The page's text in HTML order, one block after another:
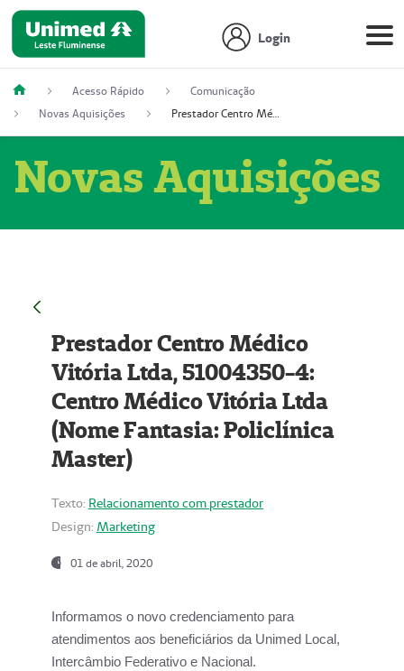
Login
Acesso Rápido
Comunicação
Novas Aquisições
Prestador Centro Médico Vitória Ltda, 51004350-4: Centro Médico Vitória Ltda (Nome Fantasia: Policlínica Master)
Novas Aquisições
Prestador Centro Médico
Vitória Ltda, 51004350-4:
Centro Médico Vitória Ltda
(Nome Fantasia: Policlínica
Master)
Texto: Relacionamento com prestador
Design: Marketing
01 de abril, 2020
Informamos o novo credenciamento para
atendimentos aos beneficiários da Unimed Local,
Intercâmbio Federativo e Nacional.